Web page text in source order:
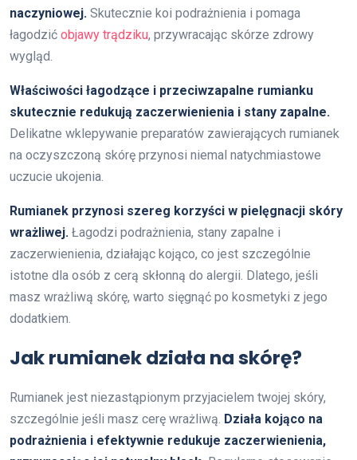
naczyniowej. Skutecznie koi podrażnienia i pomaga
łagodzić objawy trądziku, przywracając skórze zdrowy
wygląd.
Właściwości łagodzące i przeciwzapalne rumianku
skutecznie redukują zaczerwienienia i stany zapalne.
Delikatne wklepywanie preparatów zawierających rumianek
na oczyszczoną skórę przynosi niemal natychmiastowe
uczucie ukojenia.
Rumianek przynosi szereg korzyści w pielęgnacji skóry
wrażliwej. Łagodzi podrażnienia, stany zapalne i
zaczerwienienia, działając kojąco, co jest szczególnie
istotne dla osób z cerą skłonną do alergii. Dlatego, jeśli
masz wrażliwą skórę, warto sięgnąć po kosmetyki z jego
dodatkiem.
Jak rumianek działa na skórę?
Rumianek jest niezastąpionym przyjacielem twojej skóry,
szczególnie jeśli masz cerę wrażliwą. Działa kojąco na
podrażnienia i efektywnie redukuje zaczerwienienia,